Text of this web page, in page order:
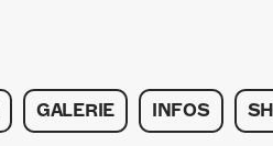
GALERIE INFOS